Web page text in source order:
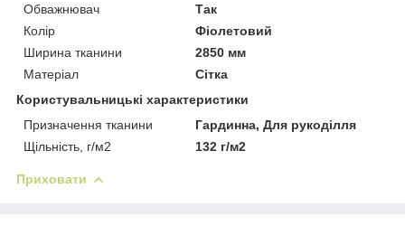
Обважнювач
Так
Колір
Фіолетовий
Ширина тканини
2850 мм
Матеріал
Сітка
Користувальницькі характеристики
Призначення тканини
Гардинна, Для рукоділля
Щільність, г/м2
132 г/м2
Приховати